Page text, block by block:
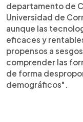
departamento de
Universidad de
aunque las
eficaces y
propensos a
comprender las
de forma
demográficos".